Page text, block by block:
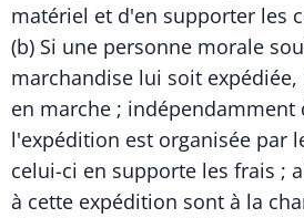
matériel et d'en supporter les
(b) Si une personne morale
marchandise lui soit
en marche ; indépendamment
l'expédition est organisée par
celui-ci en supporte les frais ;
à cette expédition sont à la